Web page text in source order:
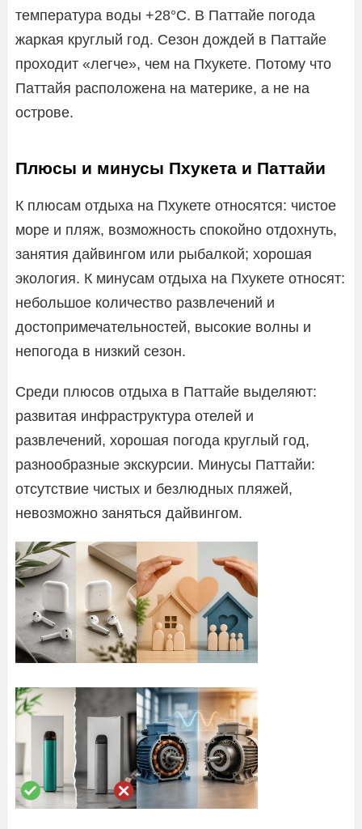
температура воды +28°C. В Паттайе погода
жаркая круглый год. Сезон дождей в Паттайе
проходит «легче», чем на Пхукете. Потому что
Паттайя расположена на материке, а не на
острове.
Плюсы и минусы Пхукета и Паттайи
К плюсам отдыха на Пхукете относятся: чистое
море и пляж, возможность спокойно отдохнуть,
занятия дайвингом или рыбалкой; хорошая
экология. К минусам отдыха на Пхукете относят:
небольшое количество развлечений и
достопримечательностей, высокие волны и
непогода в низкий сезон.
Среди плюсов отдыха в Паттайе выделяют:
развитая инфраструктура отелей и
развлечений, хорошая погода круглый год,
разнообразные экскурсии. Минусы Паттайи:
отсутствие чистых и безлюдных пляжей,
невозможно заняться дайвингом.